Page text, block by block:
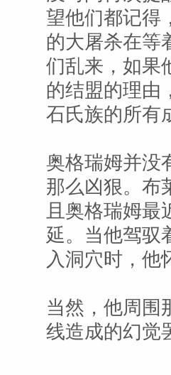
望他们都记得
的大屠杀在等
们乱来，如果
的结盟的理由
石氏族的所有
奥格瑞姆并没
那么凶狠。布
且奥格瑞姆
延。当他驾驭
入洞穴时，他
当然，他周围
线造成的幻觉